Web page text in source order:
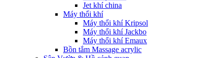
Jet khí china
Máy thổi khí
Máy thổi khí Kripsol
Máy thổi khí Jackbo
Máy thổi khí Emaux
Bồn tắm Massage acrylic